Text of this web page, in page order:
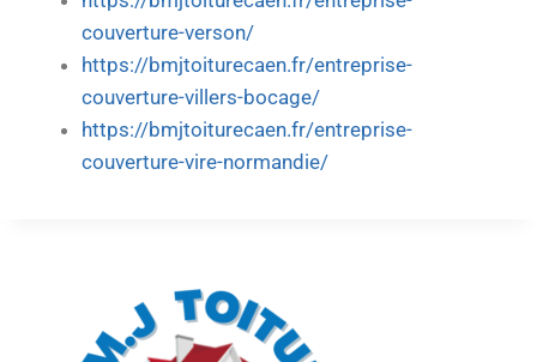
couverture-verson/
https://bmjtoiturecaen.fr/entreprise-
couverture-villers-bocage/
https://bmjtoiturecaen.fr/entreprise-
couverture-vire-normandie/